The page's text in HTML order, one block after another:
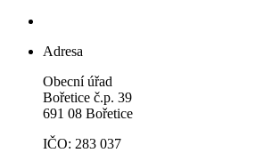
Adresa
Obecní úřad
Bořetice č.p. 39
691 08 Bořetice
IČO: 283 037